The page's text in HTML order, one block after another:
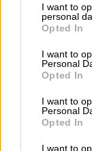
not limited to
grant or deny
use your data
consent section.
I want to
personal
Opted In
I want to
Personal
Opted In
I want to
Personal
Opted In
I want to
CTO
τρίτος της
είχε
τις
«Αυτό
ενώθηκαν: ο